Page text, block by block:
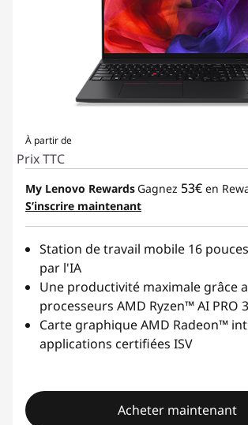
À partir de
Prix TTC
My Lenovo Rewards Gagnez 53€ en
S’inscrire maintenant
Station de travail mobile 16
par l'IA
Une productivité maximale grâce
processeurs AMD Ryzen™ AI PRO
Carte graphique AMD Radeon™
applications certifiées ISV
Acheter maintenant